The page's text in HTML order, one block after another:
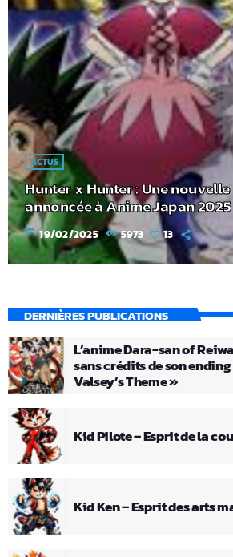
ACTUS
Hunter x Hunter : Une
annoncée à Anime Japan
today 19/02/2025 5973 13
DERNIÈRES PUBLICATIONS
L’anime Dara-san of
sans crédits de son
Valsey’s Theme »
Kid Pilote – Esprit de la
Kid Ken – Esprit des arts